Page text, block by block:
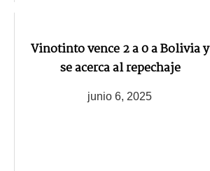
Vinotinto vence 2 a 0 a Bolivia y
se acerca al repechaje
junio 6, 2025